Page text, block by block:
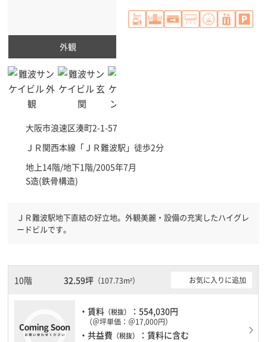
外観
大阪市浪速区湊町2-1-57
ＪＲ関西本線「ＪＲ難波駅 」徒歩2分
地上14階/地下1階/2005年7月
S造(鉄骨構造)
ＪＲ難波駅地下直結の好立地。外観美麗・設備の充実したハイグレ
ードビルです。
10階 32.59坪 （107.73m²） お気に入りに追加
・賃料 （税抜） ：554,030円
（＠坪単価：＠17,000円）
・共益費 （税抜）
：賃料に含む